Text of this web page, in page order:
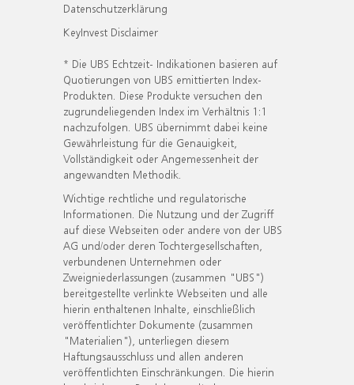
Datenschutzerklärung
KeyInvest Disclaimer
* Die UBS Echtzeit- Indikationen basieren auf
Quotierungen von UBS emittierten Index-
Produkten. Diese Produkte versuchen den
zugrundeliegenden Index im Verhältnis 1:1
nachzufolgen. UBS übernimmt dabei keine
Gewährleistung für die Genauigkeit,
Vollständigkeit oder Angemessenheit der
angewandten Methodik.
Wichtige rechtliche und regulatorische
Informationen. Die Nutzung und der Zugriff
auf diese Webseiten oder andere von der UBS
AG und/oder deren Tochtergesellschaften,
verbundenen Unternehmen oder
Zweigniederlassungen (zusammen "UBS")
bereitgestellte verlinkte Webseiten und alle
hierin enthaltenen Inhalte, einschließlich
veröffentlichter Dokumente (zusammen
"Materialien"), unterliegen diesem
Haftungsausschluss und allen anderen
veröffentlichten Einschränkungen. Die hierin